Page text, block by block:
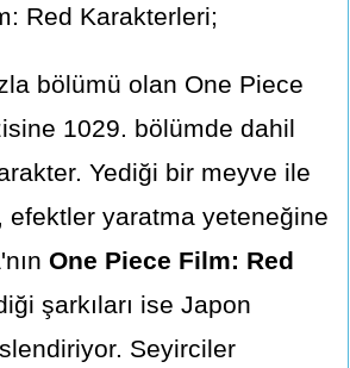
Red Karakterleri;
bölümü olan One Piece
1029. bölümde dahil
Yediği bir meyve ile
efektler yaratma yeteneğine
One Piece Film: Red
şarkıları ise Japon
Seyirciler